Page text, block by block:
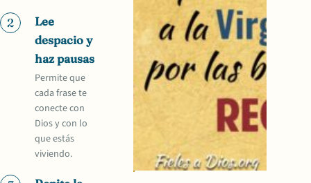
2
Lee
despacio y
haz pausas
Permite que
cada frase te
conecte con
Dios y con lo
que estás
viviendo.